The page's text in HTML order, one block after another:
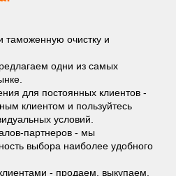
таможенную очистку и
одни из самых
для постоянных клиентов -
клиентом и пользуйтесь
условий.
партнеров - мы
выбора наиболее удобного
- продаем, выкупаем,